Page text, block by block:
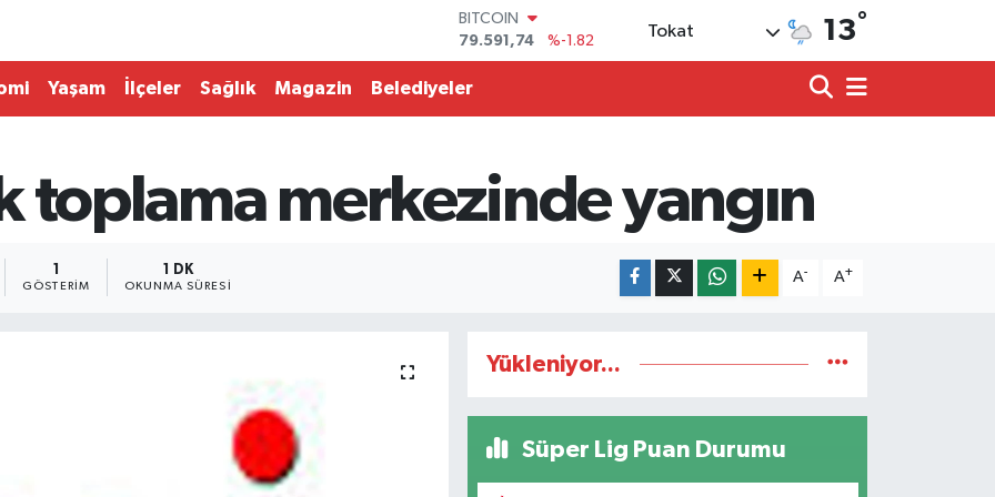
BITCOIN
79.591,74
%-1.82
DOLAR
45,43620
61,60380
%0.18
G.ALTIN
6862,09000
%0.19
Tokat 13°
Yaşam İlçeler Sağlık Magazin Belediyeler
toplama merkezinde yangın
1
GÖSTERIM
1 DK
OKUNMA SÜRESI
A- A+
Yükleniyor...
Süper Lig Puan Durumu